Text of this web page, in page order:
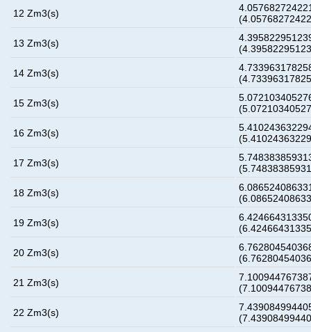
12 Zm3(s)
13 Zm3(s)
14 Zm3(s)
15 Zm3(s)
16 Zm3(s)
17 Zm3(s)
18 Zm3(s)
19 Zm3(s)
20 Zm3(s)
21 Zm3(s)
22 Zm3(s)